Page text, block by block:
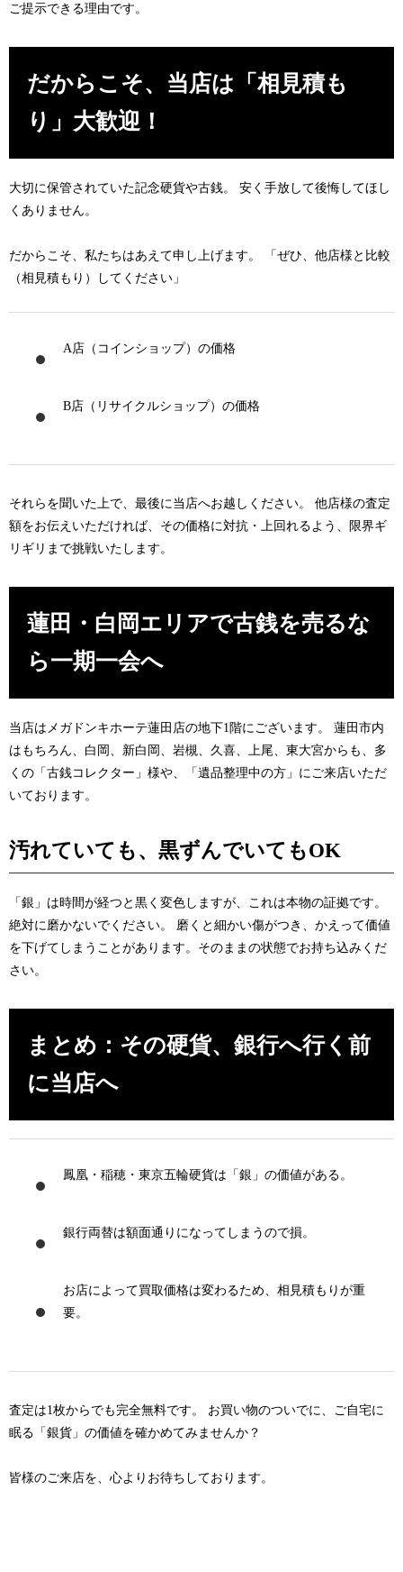
ご提示できる理由です。
だからこそ、当店は「相見積も
り」大歓迎！
大切に保管されていた記念硬貨や古銭。 安く手放して後悔してほし
くありません。
だからこそ、私たちはあえて申し上げます。
「ぜひ、他店様と比較
（相見積もり）してください」
A店（コインショップ）の価格
B店（リサイクルショップ）の価格
それらを聞いた上で、最後に当店へお越しください。 他店様の査定
額をお伝えいただければ、その価格に対抗・上回れるよう、限界ギ
リギリまで挑戦いたします。
蓮田・白岡エリアで古銭を売るな
ら一期一会へ
当店はメガドンキホーテ蓮田店の地下1階にございます。 蓮田 市内
はもちろん、 白岡 新白岡 岩槻 久喜 上尾 東大宮からも、多
くの「古銭コレクター」様や、「遺品整理中の方」にご来店いただ
いております。
汚れていても、黒ずんでいてもOK
「銀」は時間が経つと黒く変色しますが、これは本物の証拠です。
絶対に磨かないでください。
磨くと細かい傷がつき、かえって価値
を下げてしまうことがあります。そのままの状態でお持ち込みくだ
さい。
まとめ：その硬貨、銀行へ行く前
に当店へ
鳳凰・稲穂・東京五輪硬貨は「銀」の価値がある。
銀行両替は額面通りになってしまうので損。
お店によって買取価格は変わるため、 相見積もり が重
要。
査定は1枚からでも完全無料です。 お買い物のついでに、ご自宅に
眠る「銀貨」の価値を確かめてみませんか？
皆様のご来店を、心よりお待ちしております。